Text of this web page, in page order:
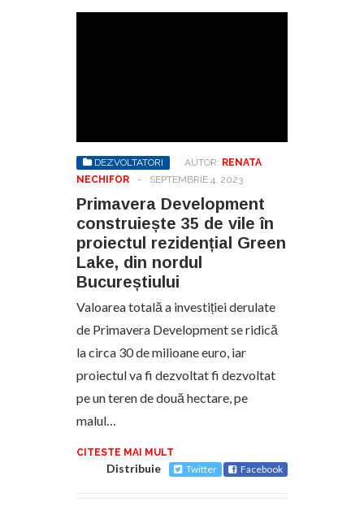
DEZVOLTATORI AUTOR: RENATA
NECHIFOR
- SEPTEMBRIE 4, 2023
Primavera Development
construiește 35 de vile în
proiectul rezidențial Green
Lake, din nordul
Bucureștiului
Valoarea totală a investiției derulate
de Primavera Development se ridică
la circa 30 de milioane euro, iar
proiectul va fi dezvoltat fi dezvoltat
pe un teren de două hectare, pe
malul…
CITESTE MAI MULT
Distribuie Twitter Facebook